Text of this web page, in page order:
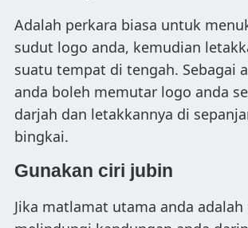
Adalah perkara biasa untuk
sudut logo anda, kemudian
suatu tempat di tengah. Sebagai
anda boleh memutar logo anda
darjah dan letakkannya di
bingkai.
Gunakan ciri jubin
Jika matlamat utama anda